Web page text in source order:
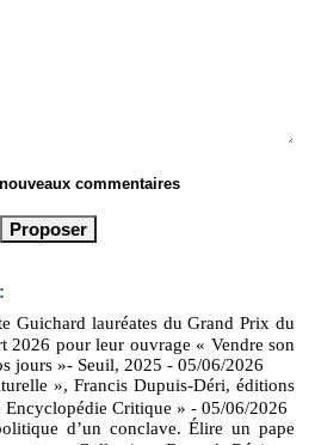
commentaires
Guichard lauréates du Grand Prix du
2026 pour leur ouvrage « Vendre son
jours »- Seuil, 2025 - 05/06/2026
», Francis Dupuis-Déri, éditions
Critique » - 05/06/2026
d’un conclave. Élire un pape